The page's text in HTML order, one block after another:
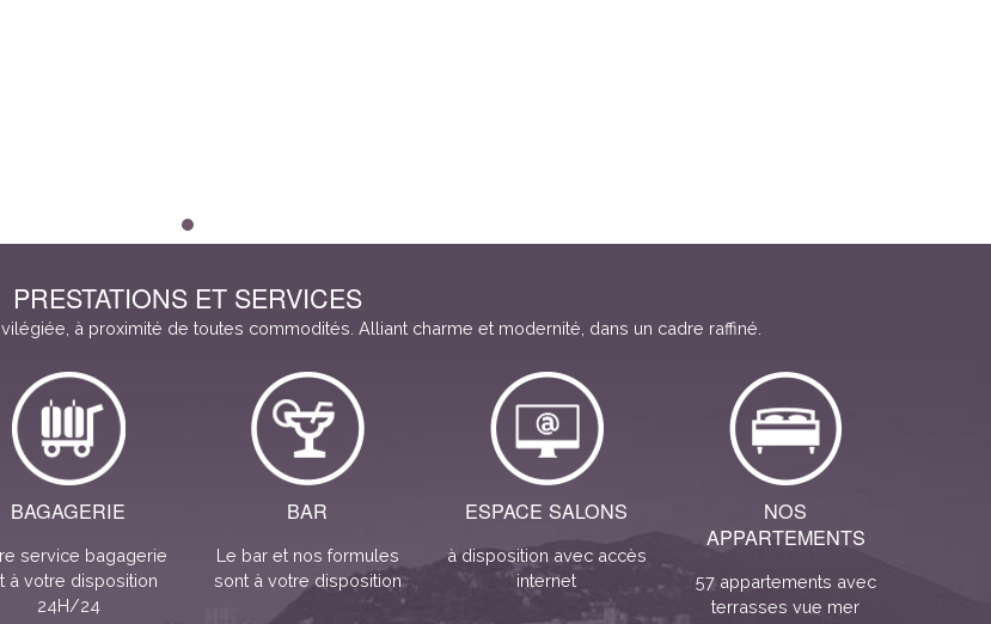
PRESTATIONS ET SERVICES
à proximité de toutes commodités. Alliant charme et modernité, dans un cadre raffiné.
BAGAGERIE
service bagagerie
à votre disposition
24H/24
BAR
Le bar et nos formules
sont à votre disposition
ESPACE SALONS
à disposition avec accès
internet
NOS
APPARTEMENTS
57 appartements avec
terrasses vue mer